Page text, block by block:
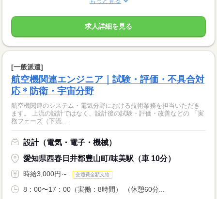
求人詳細を見る
[一般派遣]
航空機関連エンジニア｜試験・評価・不具合対
応＊防衛・宇宙分野
航空機関連のシステム・電気分野における技術業務を担当いただき
ます。 上流の設計ではなく、設計後の試験・評価・改善などの 「実
務フェーズ（下流...
設計（電気・電子・機械）
愛知県西春日井郡豊山町/味美駅（車 10分）
時給3,000円～ 交通費全額支給
8：00〜17：00（実働：8時間） （休憩60分...